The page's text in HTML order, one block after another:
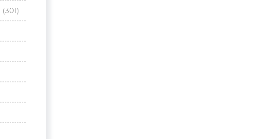
(301)